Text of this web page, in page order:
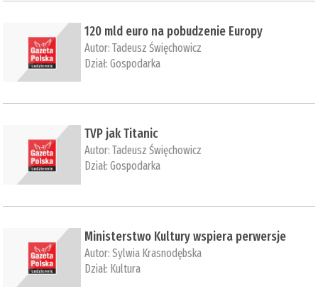
120 mld euro na pobudzenie Europy
Autor:Tadeusz Święchowicz
Dział:Gospodarka
TVP jak Titanic
Autor:Tadeusz Święchowicz
Dział:Gospodarka
Ministerstwo Kultury wspiera perwersje
Autor:Sylwia Krasnodębska
Dział: Kultura